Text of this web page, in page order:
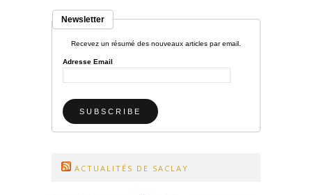
Newsletter
Recevez un résumé des nouveaux articles par email.
Adresse Email
ACTUALITÉS DE SACLAY